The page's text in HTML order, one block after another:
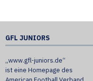
GFL JUNIORS
„www.gfl-juniors.de“
ist eine Homepage des